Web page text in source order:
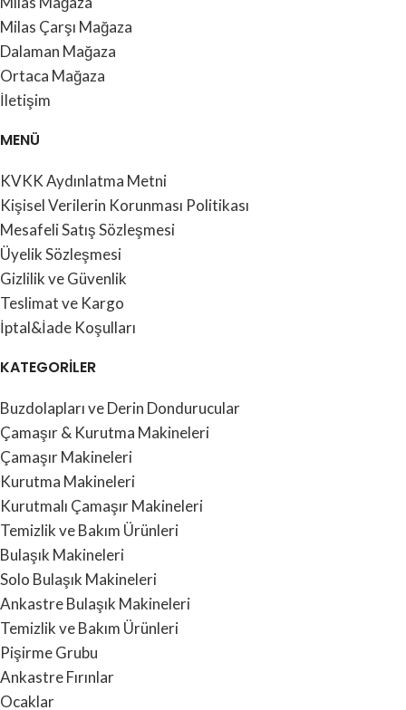
Milas Çarşı Mağaza
Dalaman Mağaza
Ortaca Mağaza
İletişim
MENÜ
KVKK Aydınlatma Metni
Kişisel Verilerin Korunması Politikası
Mesafeli Satış Sözleşmesi
Üyelik Sözleşmesi
Gizlilik ve Güvenlik
Teslimat ve Kargo
İptal&İade Koşulları
KATEGORİLER
Buzdolapları ve Derin Dondurucular
Çamaşır & Kurutma Makineleri
Çamaşır Makineleri
Kurutma Makineleri
Kurutmalı Çamaşır Makineleri
Temizlik ve Bakım Ürünleri
Bulaşık Makineleri
Solo Bulaşık Makineleri
Ankastre Bulaşık Makineleri
Temizlik ve Bakım Ürünleri
Pişirme Grubu
Ankastre Fırınlar
Ocaklar